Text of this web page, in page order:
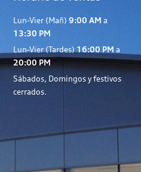
Lun-Vier (Mañ) 9:00 AM a
13:30 PM
Lun-Vier (Tardes) 16:00 PM a
20:00 PM
Sábados, Domingos y festivos
cerrados.